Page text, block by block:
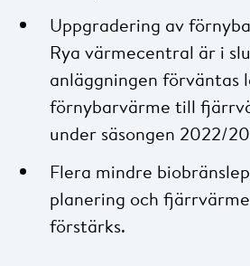
Uppgradering av
Rya värmecentral är i
anläggningen förväntas
förnybarvärme till
under säsongen 2022/
Flera mindre
planering och
förstärks.